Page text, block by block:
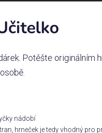
Potěšte originálním
nádobí
hrneček je tedy vhodný pro